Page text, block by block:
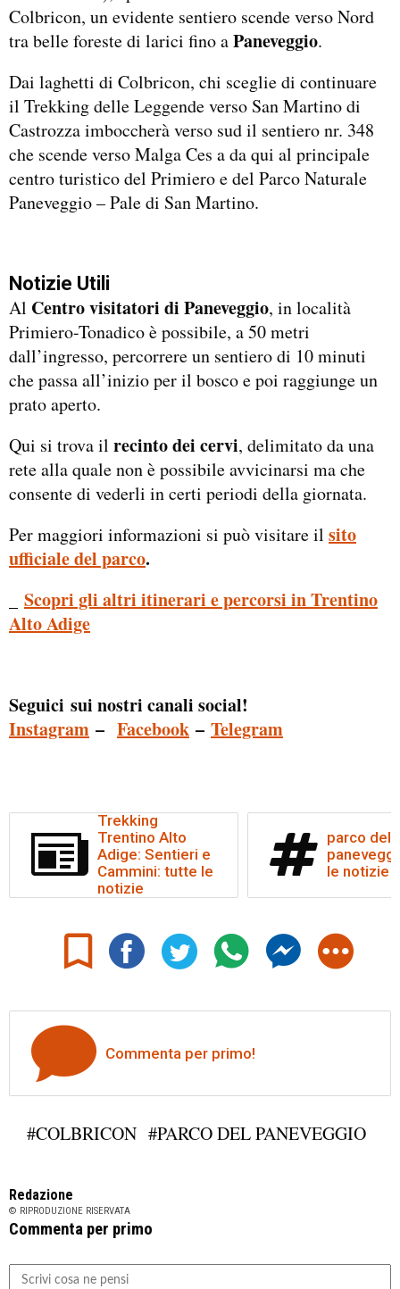
Colbricon, un evidente sentiero scende verso Nord
tra belle foreste di larici fino aPaneveggio.
Dai laghetti di Colbricon, chi sceglie di continuare
il Trekking delle Leggende verso San Martino di
Castrozza imboccherà verso sud il sentiero nr. 348
che scende verso Malga Ces a da qui al principale
centro turistico del Primiero e del Parco Naturale
Paneveggio – Pale di San Martino.
Notizie Utili
Al Centro visitatori di Paneveggio, in località
Primiero-Tonadico è possibile, a 50 metri
dall’ingresso, percorrere un sentiero di 10 minuti
che passa all’inizio per il bosco e poi raggiunge un
prato aperto.
Qui si trova il recinto dei cervi, delimitato da una
rete alla quale non è possibile avvicinarsi ma che
consente di vederli in certi periodi della giornata.
Per maggiori informazioni si può visitare il sito
ufficiale del parco.
Scopri gli altri itinerari e percorsi in Trentino
Alto Adige
Seguici sui nostri canali social!
Instagram – Facebook – Telegram
Trekking
Trentino Alto
Adige: Sentieri e
Cammini: tutte le
notizie
parco del
le notizie
Commenta per primo!
#COLBRICON #PARCO DEL PANEVEGGIO
Redazione
© RIPRODUZIONE RISERVATA
Commenta per primo